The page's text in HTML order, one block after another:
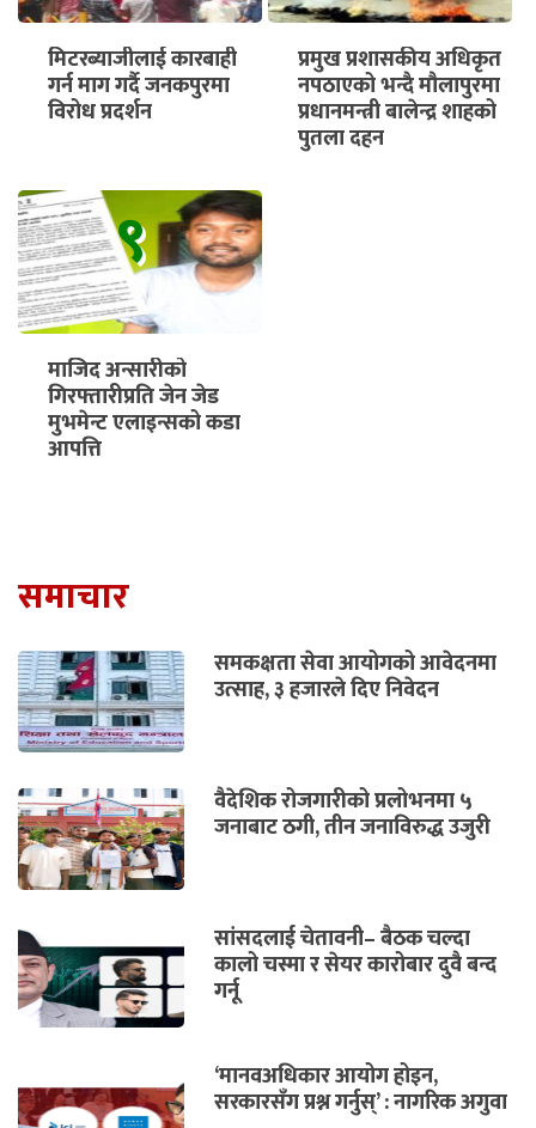
मिटरब्याजीलाई कारबाही
गर्न माग गर्दै जनकपुरमा
विरोध प्रदर्शन
प्रमुख प्रशासकीय अधिकृत
नपठाएको भन्दै मौलापुरमा
प्रधानमन्त्री बालेन्द्र शाहको
पुतला दहन
९
माजिद अन्सारीको
गिरफ्तारीप्रति जेन जेड
मुभमेन्ट एलाइन्सको कडा
आपत्ति
समाचार
समकक्षता सेवा आयोगको आवेदनमा
उत्साह, ३ हजारले दिए निवेदन
वैदेशिक रोजगारीको प्रलोभनमा ५
जनाबाट ठगी, तीन जनाविरुद्ध उजुरी
सांसदलाई चेतावनी– बैठक चल्दा
कालो चस्मा र सेयर कारोबार दुवै बन्द
गर्नू
‘मानवअधिकार आयोग होइन,
सरकारसँग प्रश्न गर्नुस्’ : नागरिक अगुवा